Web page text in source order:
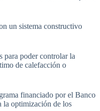
un sistema constructivo
para poder controlar la
de calefacción o
financiado por el Banco
la optimización de los